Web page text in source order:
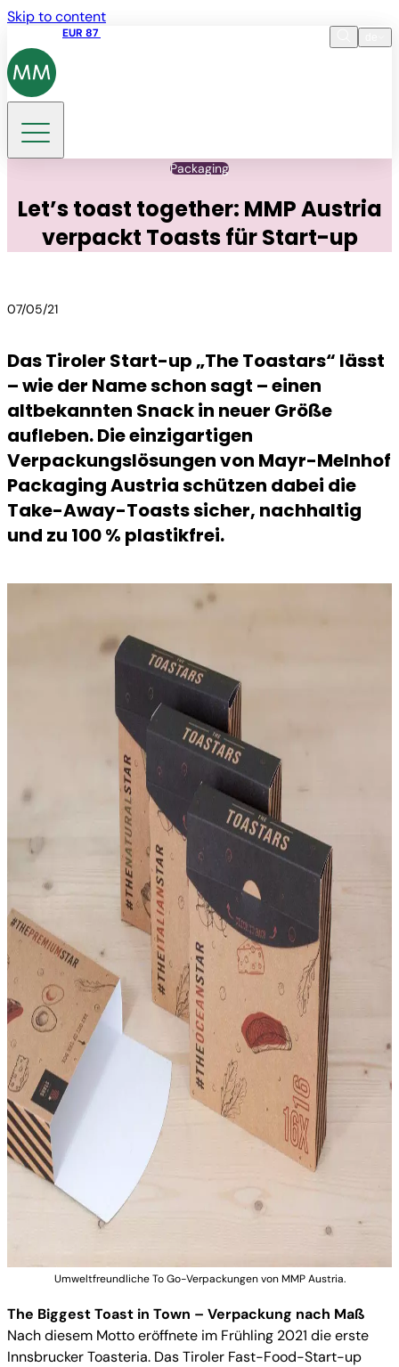
Skip to content
EUR 87
DE
Packaging
Let’s toast together: MMP Austria
verpackt Toasts für Start-up
07/05/21
Das Tiroler Start-up „The Toastars“ lässt
– wie der Name schon sagt – einen
altbekannten Snack in neuer Größe
aufleben. Die einzigartigen
Verpackungslösungen von Mayr-Melnhof
Packaging Austria schützen dabei die
Take-Away-Toasts sicher, nachhaltig
und zu 100 % plastikfrei.
Umweltfreundliche To Go-Verpackungen von MMP Austria.
The Biggest Toast in Town – Verpackung nach Maß
Nach diesem Motto eröffnete im Frühling 2021 die erste
Innsbrucker Toasteria. Das Tiroler Fast-Food-Start-up